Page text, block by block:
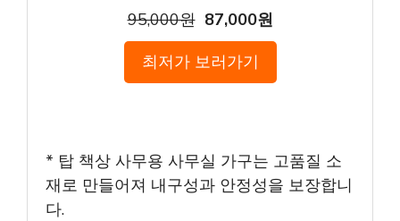
95,000원 87,000원
최저가 보러가기
* 탑 책상 사무용 사무실 가구는 고품질 소
재로 만들어져 내구성과 안정성을 보장합니
다.